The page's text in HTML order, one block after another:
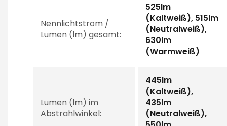
Nennlichtstrom /
Lumen (lm) gesamt:
525lm
(Kaltweiß), 515lm
(Neutralweiß),
630lm
(Warmweiß)
Lumen (lm) im
Abstrahlwinkel:
445lm
(Kaltweiß),
435lm
(Neutralweiß),